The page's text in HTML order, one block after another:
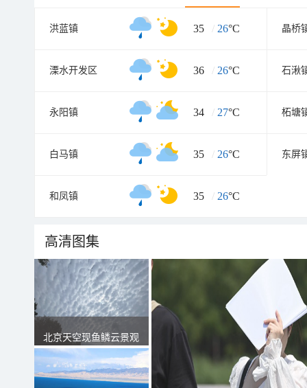
洪蓝镇 35 / 26°C 晶桥
溧水开发区 36 / 26°C 石湫
永阳镇 34 / 27°C 柘塘
白马镇 35 / 26°C 东屏
和凤镇 35 / 26°C
高清图集
北京天空现鱼鳞云景观